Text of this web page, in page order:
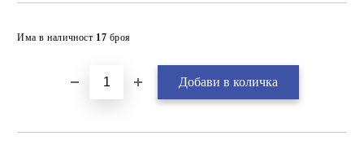
Има в наличност 17 броя